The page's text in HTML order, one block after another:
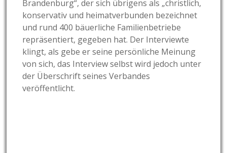
Brandenburg“, der sich übrigens als „christlich,
konservativ und heimatverbunden bezeichnet
und rund 400 bäuerliche Familienbetriebe
repräsentiert, gegeben hat. Der Interviewte
klingt, als gebe er seine persönliche Meinung
von sich, das Interview selbst wird jedoch unter
der Überschrift seines Verbandes
veröffentlicht.